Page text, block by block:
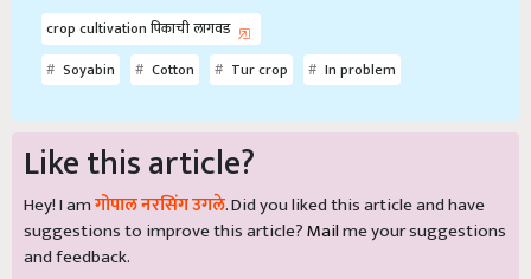
crop cultivation पिकाची लागवड
Soyabin
Cotton Tur crop In problem
Like this article?
Hey! I amगोपाल नरसिंग उगले. Did you liked this article and have
suggestions to improve this article?Mailme your suggestions
and feedback.